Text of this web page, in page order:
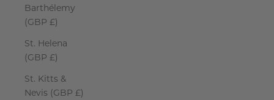
Barthélemy
(GBP £)
St. Helena
(GBP £)
St. Kitts &
Nevis (GBP £)